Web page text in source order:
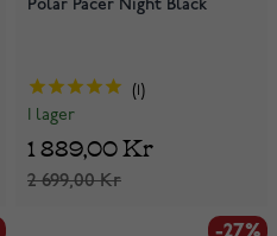
Polar Pacer Night Black
I lager
2 699,00 Kr
1 889,00 Kr